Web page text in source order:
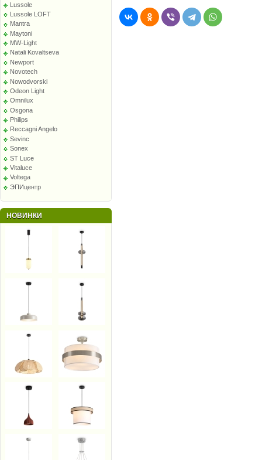
Lussole
Lussole LOFT
Mantra
Maytoni
MW-Light
Natali Kovaltseva
Newport
Novotech
Nowodvorski
Odeon Light
Omnilux
Osgona
Philips
Reccagni Angelo
Sevinc
Sonex
ST Luce
Vitaluce
Voltega
ЭПИцентр
НОВИНКИ